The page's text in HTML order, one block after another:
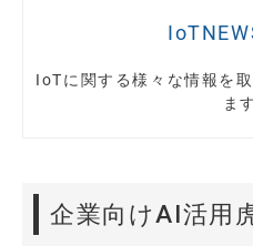
IoTに関する様々な情報を
ま
企業向けAI活用